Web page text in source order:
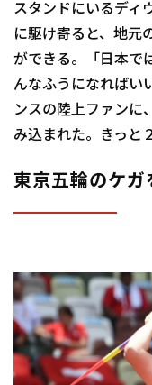
スタンドにいるディ
に駆け寄ると、地元
ができる。「日本で
んなふうになればい
ンスの陸上ファンに
み込まれた。きっと
東京五輪のケガ